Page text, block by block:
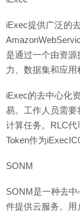
iExec提供广泛的
是通过一个由资
力、数据集和应用
iExec的去中心化
易。工作人员需要
计算任务。RLC代
Token作为
SONM
SONM是一种去
件提供云服务。用